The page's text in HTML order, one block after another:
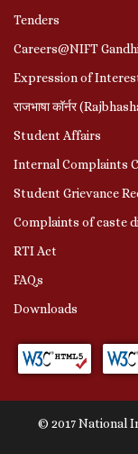
Tenders
Careers@NIFT
Expression of
राजभाषा कॉर्नर
Student Affairs
Internal Complaints
Student Grievance
Complaints of caste
RTI Act
FAQs
Downloads
© 2017 National